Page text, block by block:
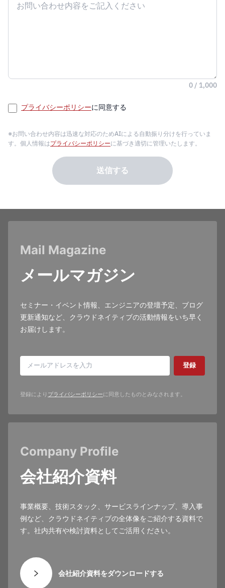
0 / 1,000
プライバシーポリシーに同意する
※お問い合わせ内容は迅速な対応のためAIによる自動振り分けを行っていま
す。個人情報はプライバシーポリシーに基づき適切に管理いたします。
送信する
Mail Magazine
メールマガジン
セミナー・イベント情報、エンジニアの登壇予定、ブログ
更新通知など、クラウドネイティブの活動情報をいち早く
お届けします。
登録
登録により プライバシーポリシーに同意したものとみなされます。
Company Profile
会社紹介資料
事業概要、技術スタック、サービスラインナップ、導入事
例など、クラウドネイティブの全体像をご紹介する資料で
す。社内共有や検討資料としてご活用ください。
会社紹介資料をダウンロードする